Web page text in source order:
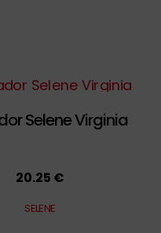
Selene Virginia
20.25 €
SELENE